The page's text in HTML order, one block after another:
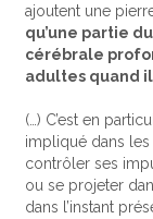
ajoutent une
qu’une partie
cérébrale
adultes quand il
(…) C’est en
impliqué dans les
contrôler ses
ou se projeter
dans l’instant